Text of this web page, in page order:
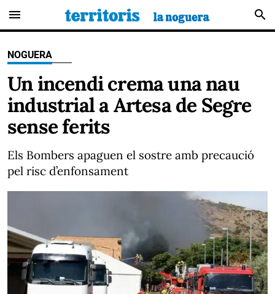
menu search
NOGUERA
Un incendi crema una nau
industrial a Artesa de Segre
sense ferits
Els Bombers apaguen el sostre amb precaució
pel risc d’enfonsament